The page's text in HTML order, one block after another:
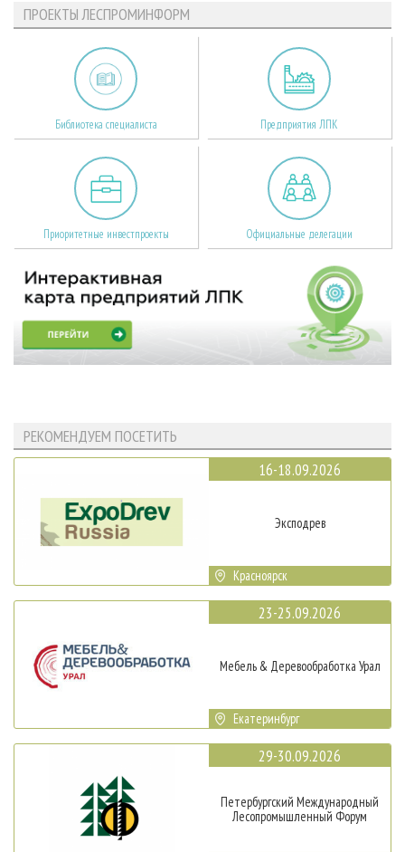
ПРОЕКТЫ ЛЕСПРОМИНФОРМ
Библиотека специалиста Предприятия ЛПК
Приоритетные инвестпроекты Официальные делегации
РЕКОМЕНДУЕМ ПОСЕТИТЬ
16-18.09.2026
Эксподрев
Красноярск
23-25.09.2026
Мебель & Деревообработка Урал
Екатеринбург
29-30.09.2026
Петербургский Международный
Лесопромышленный Форум